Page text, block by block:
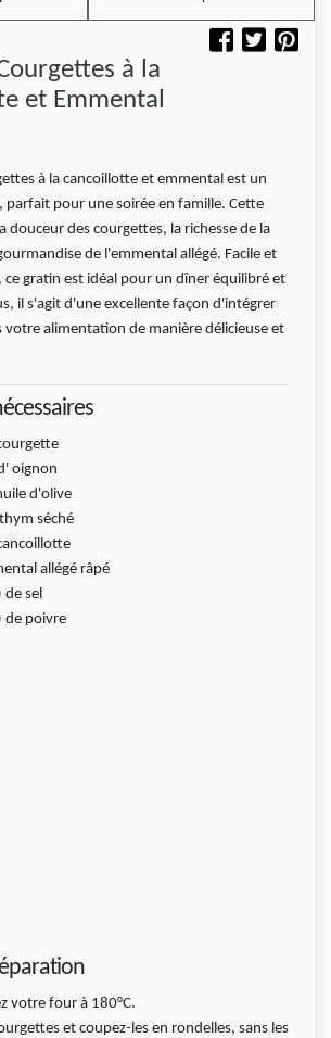
à la
et Emmental
à la cancoillotte et emmental est un
pour une soirée en famille. Cette
douceur des courgettes, la richesse de la
de l'emmental allégé. Facile et
ce gratin est idéal pour un dîner équilibré et
il s'agit d'une excellente façon d'intégrer
votre alimentation de manière délicieuse et
oignon
d'olive
séché
allégé râpé
de sel
de poivre
votre four à 180°C.
et coupez-les en rondelles, sans les